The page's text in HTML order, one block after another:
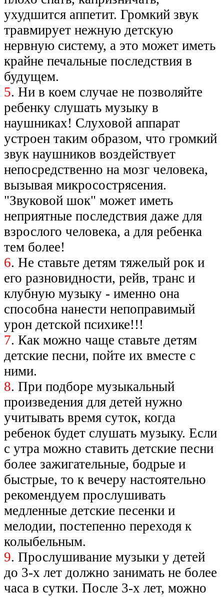
ухудшится аппетит. Громкий звук
травмирует нежную детскую
нервную систему, а это может иметь
крайне печальные последствия в
будущем.
5. Ни в коем случае не позволяйте
ребенку слушать музыку в
наушниках! Слуховой аппарат
устроен таким образом, что громкий
звук наушников воздействует
непосредственно на мозг человека,
вызывая микросострясения.
"Звуковой шок" может иметь
неприятные последствия даже для
взрослого человека, а для ребенка
тем более!
6. Не ставьте детям тяжелый рок и
его разновидности, рейв, транс и
клубную музыку - именно она
способна нанести непоправимый
урон детской психике!!!
7. Как можно чаще ставьте детям
детские песни, пойте их вместе с
ними.
8. При подборе музыкальный
произведения для детей нужно
учитывать время суток, когда
ребенок будет слушать музыку. Если
с утра можно ставить детские песни
более зажигательные, бодрые и
быстрые, то к вечеру настоятельно
рекомендуем прослушивать
медленные детские песенки и
мелодии, постепенно переходя к
колыбельным.
9. Прослушивание музыки у детей
до 3-х лет должно занимать не более
часа в сутки. После 3-х лет, можно